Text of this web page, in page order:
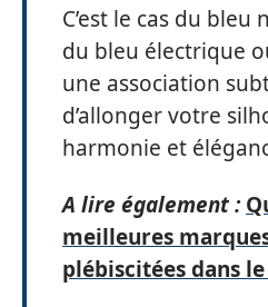
C’est le cas du
du bleu électrique
une association
d’allonger votre
harmonie et
A lire également :
meilleures
plébiscitées dans